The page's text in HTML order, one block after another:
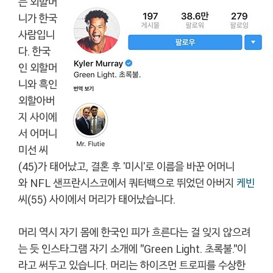
니가 한국
사람입니
다. 한국
인 외할머
니와 흑인
외할아버
지 사이에
서 어머니
미선 씨
(45)가 태어났고, 결혼 후 '미시'로 이름을 바꾼 어머니
와 NFL 샌프란시스코에서 쿼터백으로 뛰었던 아버지 케빈
씨(55) 사이에서 머리가 태어났습니다.
머리 역시 자기 몸에 한국인 피가 흐른다는 걸 잊지 않으려
는 듯 인스타그램 자기 소개에 "Green Light. 초록불."이
라고 써두고 있습니다. 머리는 하이즈먼 트로피를 수상한